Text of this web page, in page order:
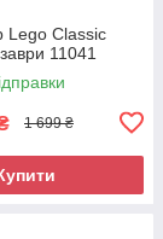
Lego Classic
11041
1 699 ₴